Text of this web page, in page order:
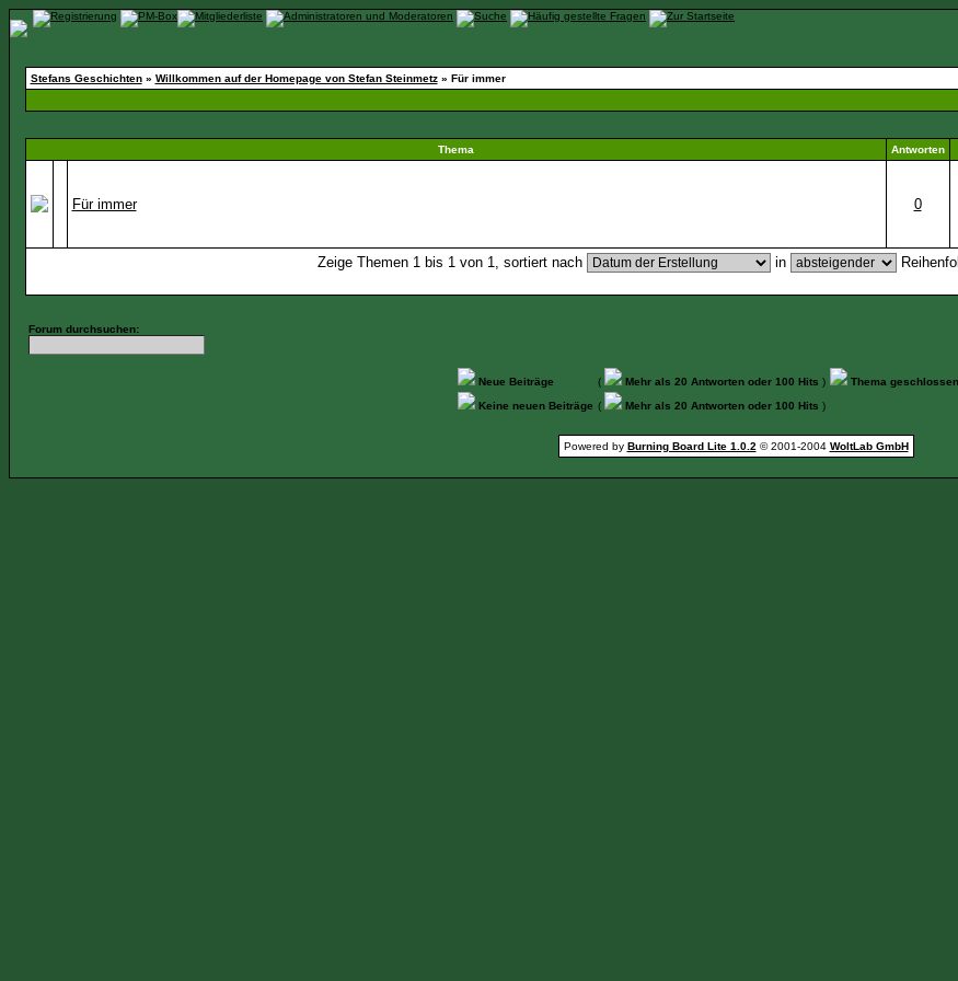
Stefans Geschichten» Willkommen auf der Homepage von Stefan Steinmetz» Für immer
Thema Antworten
Für immer 0
Zeige Themen 1 bis 1 von 1, sortiert nach in
Forum durchsuchen:
Neue Beiträge ( Mehr als 20 Antworten oder 100 Hits )
Thema
Keine neuen Beiträge ( Mehr als 20 Antworten oder 100 Hits )
Powered by Burning Board Lite 1.0.2 © 2001-2004 WoltLab GmbH